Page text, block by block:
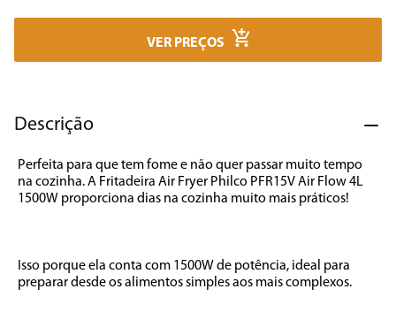
VER PREÇOS
Descrição
Perfeita para que tem fome e não quer passar muito tempo
na cozinha. A Fritadeira Air Fryer Philco PFR15V Air Flow 4L
1500W proporciona dias na cozinha muito mais práticos!
Isso porque ela conta com 1500W de potência, ideal para
preparar desde os alimentos simples aos mais complexos.
8º panificadora
10º ventilador